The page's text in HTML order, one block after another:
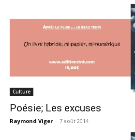
Culture
Poésie; Les excuses
Raymond Viger - 7 août 2014